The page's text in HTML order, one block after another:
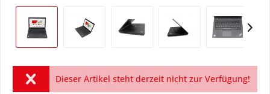
Dieser Artikel steht derzeit nicht zur Verfügung!